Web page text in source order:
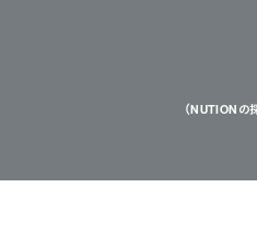
（NUTIONの